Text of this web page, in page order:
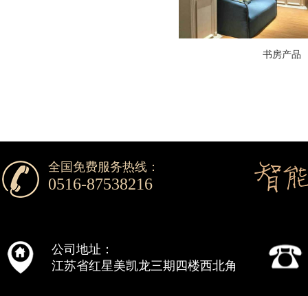
书房产品
全国免费服务热线：
0516-87538216
公司地址：
江苏省红星美凯龙三期四楼西北角